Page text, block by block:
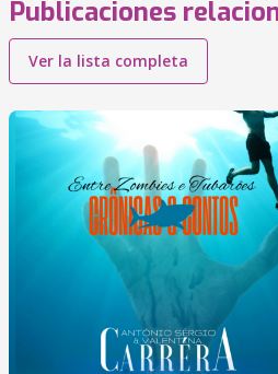
Publicaciones
Ver la lista completa